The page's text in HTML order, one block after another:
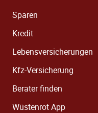
Sparen
Kredit
Lebensversicherungen
Kfz-Versicherung
Berater finden
Wüstenrot App